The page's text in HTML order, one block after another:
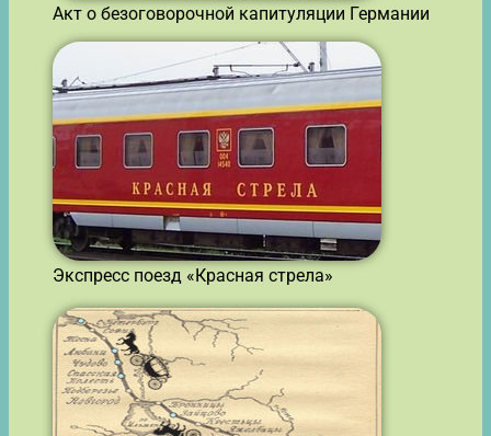
Акт о безоговорочной капитуляции Германии
Экспресс поезд «Красная стрела»